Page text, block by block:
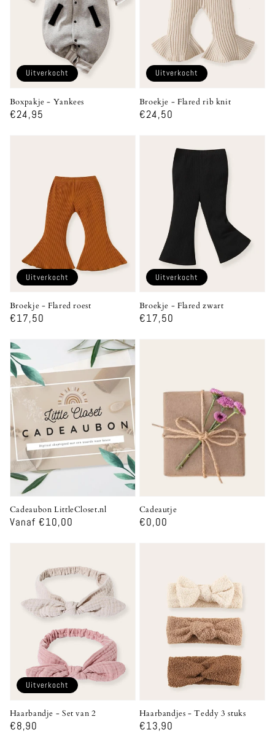
Boxpakje - Yankees
Normale
€24,95
Uitverkocht
Broekje - Flared rib knit
Normale
€24,50
Uitverkocht
Broekje - Flared roest
Normale
€17,50
Uitverkocht
Broekje - Flared zwart
Normale
€17,50
Uitverkocht
Cadeaubon LittleCloset.nl
Normale
Vanaf €10,00
Cadeautje
Normale
€0,00
Haarbandje - Set van 2
Normale
€8,90
Uitverkocht
Haarbandjes - Teddy 3 stuks
Normale
€13,90